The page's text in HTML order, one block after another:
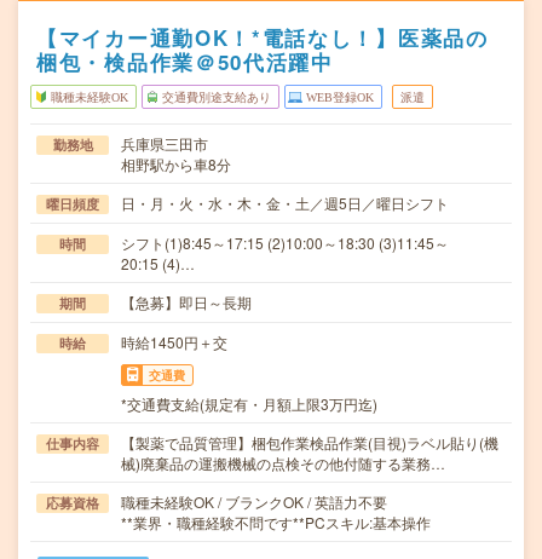
【マイカー通勤OK！*電話なし！】医薬品の
梱包・検品作業＠50代活躍中
職種未経験OK 交通費別途支給あり WEB登録OK 派遣
勤務地
兵庫県三田市
相野駅から車8分
曜日頻度 日・月・火・水・木・金・土／週5日／曜日シフト
時間
シフト(1)8:45～17:15 (2)10:00～18:30 (3)11:45～
20:15 (4)…
期間 【急募】即日～長期
時給 時給1450円＋交
交通費
*交通費支給(規定有・月額上限3万円迄)
仕事内容
【製薬で品質管理】梱包作業検品作業(目視)ラベル貼り(機
械)廃棄品の運搬機械の点検その他付随する業務…
応募資格
職種未経験OK / ブランクOK / 英語力不要
**業界・職種経験不問です**PCスキル:基本操作